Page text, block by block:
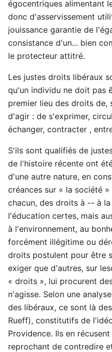
égocentriques alimentant
donc d'asservissement
jouissance garantie de
consistance d'un... bien
le protecteur attitré.
Les justes droits libéraux
qu'un individu ne doit pas
premier lieu des droits de,
d'agir : de s'exprimer,
échanger, contracter ,
S'ils sont qualifiés de
de l'histoire récente ont
d'une autre nature, en
créances sur « la société
chacun, des droits à -- à
l'éducation certes, mais
à l'environnement, au
forcément illégitime ou
droits postulent pour être
exiger que d'autres, sur
« droits », lui procurent
n'agisse. Selon une
des libéraux, ce sont là
Rueff), constitutifs de
Providence. Ils en
reprochant de contredire